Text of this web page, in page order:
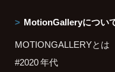
MotionGalleryについ
MOTIONGALLERYとは
#2020 年代